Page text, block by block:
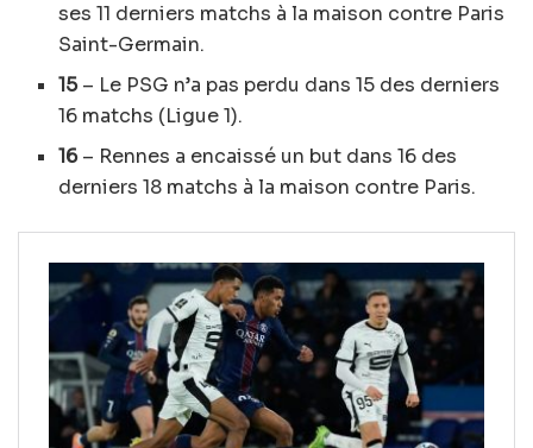
ses 11 derniers matchs à la maison contre Paris
Saint-Germain.
15– Le PSG n’a pas perdu dans 15 des derniers
16 matchs (Ligue 1).
16– Rennes a encaissé un but dans 16 des
derniers 18 matchs à la maison contre Paris.